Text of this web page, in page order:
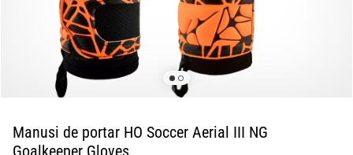
Manusi de portar HO Soccer Aerial III NG
Goalkeeper Gloves